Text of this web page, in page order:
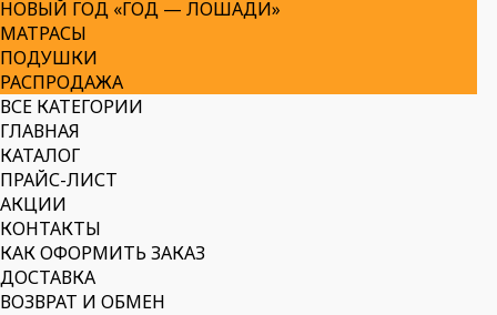
НОВЫЙ ГОД «ГОД — ЛОШАДИ»
МАТРАСЫ
ПОДУШКИ
РАСПРОДАЖА
ВСЕ КАТЕГОРИИ
ГЛАВНАЯ
КАТАЛОГ
ПРАЙС-ЛИСТ
АКЦИИ
КОНТАКТЫ
КАК ОФОРМИТЬ ЗАКАЗ
ДОСТАВКА
ВОЗВРАТ И ОБМЕН